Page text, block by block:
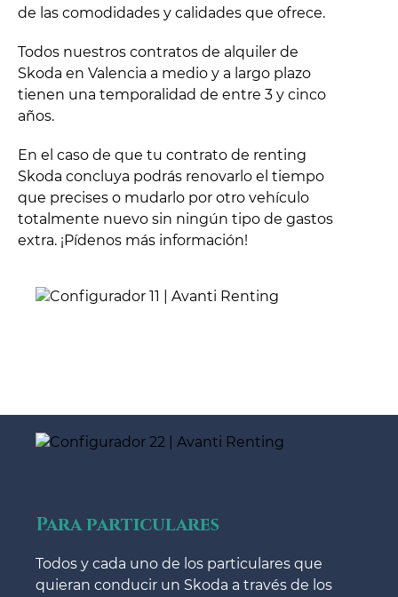
de las comodidades y calidades que ofrece.
Todos nuestros contratos de alquiler de
Skoda en Valencia a medio y a largo plazo
tienen una temporalidad de entre 3 y cinco
años.
En el caso de que tu contrato de renting
Skoda concluya podrás renovarlo el tiempo
que precises o mudarlo por otro vehículo
totalmente nuevo sin ningún tipo de gastos
extra. ¡Pídenos más información!
Para particulares
Todos y cada uno de los particulares que
quieran conducir un Skoda a través de los